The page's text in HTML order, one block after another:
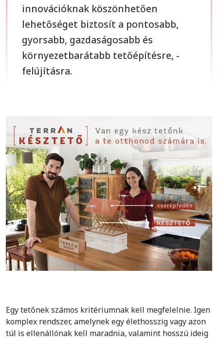
innovációknak köszönhetően
lehetőséget biztosít a pontosabb,
gyorsabb, gazdaságosabb és
környezetbarátabb tetőépítésre, -
felújításra.
Egy tetőnek számos kritériumnak kell megfelelnie. Igen
komplex rendszer, amelynek egy élethosszig vagy azon
túl is ellenállónak kell maradnia, valamint hosszú ideig